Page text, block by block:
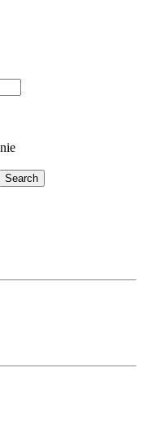
Search